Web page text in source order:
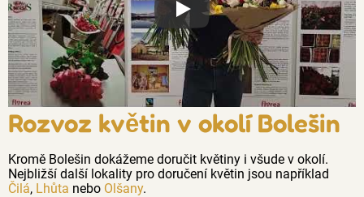
Proč jsou květiny z Florea tak
Rozvoz květin v okolí Bolešin
Kromě Bolešin dokážeme doručit květiny i všude v okolí.
Nejbližší další lokality pro doručení květin jsou například
Čilá, Lhůta nebo Olšany.